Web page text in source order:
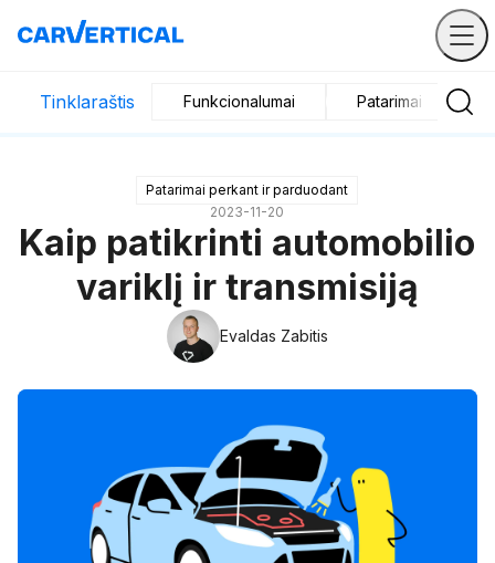
Tinklaraštis Funkcionalumai Patarimai perkant
Patarimai perkant ir parduodant
2023-11-20
Kaip patikrinti automobilio
variklį ir transmisiją
Evaldas Zabitis